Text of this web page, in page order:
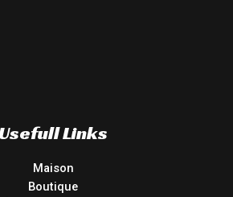
Usefull Links
Maison
Boutique